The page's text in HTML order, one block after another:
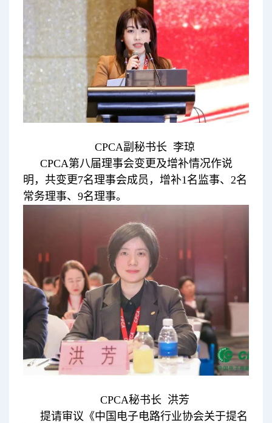
CPCA副秘书长 李琼
CPCA第八届理事会变更及增补情况作说
明，共变更7名理事会成员，增补1名监事、2名
常务理事、9名理事。
CPCA秘书长 洪芳
提请审议《中国电子电路行业协会关于提名